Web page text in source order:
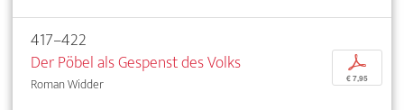
417–422
Der Pöbel als Gespenst des Volks
Roman Widder
p
€ 7,95